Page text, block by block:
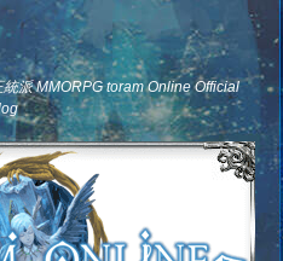
統派 MMORPG toram Online Official